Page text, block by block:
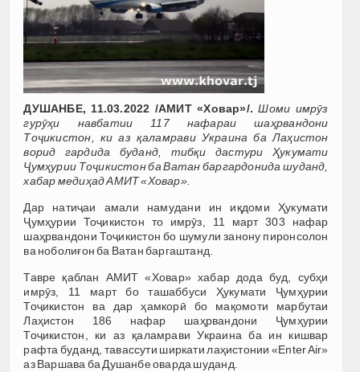
ДУШАНБЕ, 11.03.2022 /АМИТ «Ховар»/. Шоми имрӯз
гурӯҳи навбатии 117 нафараи шаҳрвандони
Тоҷикистон, ки аз қаламрави Украина ба Лаҳистон
ворид гардида буданд, тибқи дастури Ҳукумати
Ҷумҳурии Тоҷикистон ба Ватан баргардонида шуданд,
хабар медиҳад АМИТ «Ховар».
Дар натиҷаи амали намудани ин иқдоми Ҳукумати
Ҷумҳурии Тоҷикистон то имрӯз, 11 март 303 нафар
шаҳрвандони Тоҷикистон бо шумули занону пиронсолон
ва ноболиғон ба Ватан баргаштанд.
Тавре қаблан АМИТ «Ховар» хабар дода буд, субҳи
имрӯз, 11 март бо ташаббуси Ҳукумати Ҷумҳурии
Тоҷикистон ва дар ҳамкорӣ бо мақомоти марбутаи
Лаҳистон 186 нафар шаҳрвандони Ҷумҳурии
Тоҷикистон, ки аз қаламрави Украина ба ин кишвар
рафта буданд, тавассути ширкати лаҳистонии «Enter Air»
аз Варшава ба Душанбе оварда шуданд.